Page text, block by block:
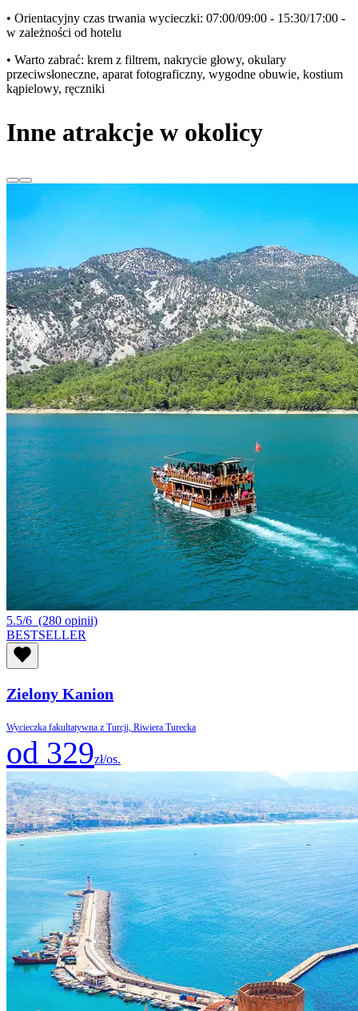
• Orientacyjny czas trwania wycieczki: 07:00/09:00 - 15:30/17:00 -
w zależności od hotelu
• Warto zabrać: krem z filtrem, nakrycie głowy, okulary
przeciwsłoneczne, aparat fotograficzny, wygodne obuwie, kostium
kąpielowy, ręczniki
Inne atrakcje w okolicy
5.5/6 (280 opinii)
BESTSELLER
Zielony Kanion
Wycieczka fakultatywna z Turcji, Riwiera Turecka
od 329zł/os.